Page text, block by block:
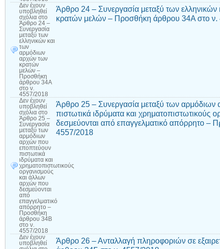
Δεν έχουν
υποβληθεί
σχόλια στο
Άρθρο 24 –
Συνεργασία
μεταξύ των
ελληνικών και
των
αρμόδιων
αρχών των
κρατών
μελών –
Προσθήκη
άρθρου 34Α
στο ν.
4557/2018
Άρθρο 24 – Συνεργασία μεταξύ των
κρατών μελών – Προσθήκη άρθρου 34Α στο ν.
Δεν έχουν
υποβληθεί
σχόλια στο
Άρθρο 25 –
Συνεργασία
μεταξύ των
αρμόδιων
αρχών που
εποπτεύουν
πιστωτικά
ιδρύματα και
χρηματοπιστωτικούς
οργανισμούς
και άλλων
αρχών που
δεσμεύονται
από
επαγγελματικό
απόρρητο –
Προσθήκη
άρθρου 34Β
στο ν.
4557/2018
Άρθρο 25 – Συνεργασία μεταξύ των
πιστωτικά ιδρύματα και
δεσμεύονται από επαγγελματικό απόρρητο –
4557/2018
Δεν έχουν
υποβληθεί
Άρθρο 26 – Ανταλλαγή πληροφοριών σε